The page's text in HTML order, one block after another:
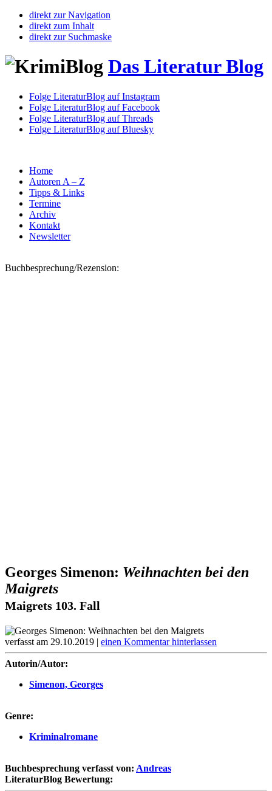
direkt zur Navigation
direkt zum Inhalt
direkt zur Suchmaske
Das Literatur Blog
Folge LiteraturBlog auf Instagram
Folge LiteraturBlog auf Facebook
Folge LiteraturBlog auf Threads
Folge LiteraturBlog auf Bluesky
Home
Autoren A – Z
Tipps & Links
Termine
Archiv
Kontakt
Newsletter
Buchbesprechung/Rezension:
Georges Simenon: Weihnachten bei den
Maigrets
Maigrets 103. Fall
verfasst am 29.10.2019 | einen Kommentar hinterlassen
Autorin/Autor:
Simenon, Georges
Genre:
Kriminalromane
Buchbesprechung verfasst von: Andreas
LiteraturBlog Bewertung: